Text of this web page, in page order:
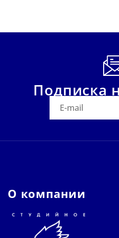
Подписка
О компании